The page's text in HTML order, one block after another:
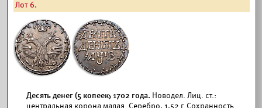
Лот 6.
Десять денег (5 копеек) 1702 года. Новодел. Лиц. ст.:
центральная корона малая. Серебро, 1,52 г. Сохранность